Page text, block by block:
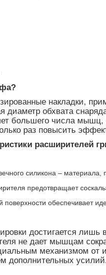
накладки,
диаметр обхвата
большего числа мышц,
раз повысить
расширителей
силикона –
предотвращает
поверхности обеспечивает
достигается
не дает мышцам
механизмом от
дополнительных